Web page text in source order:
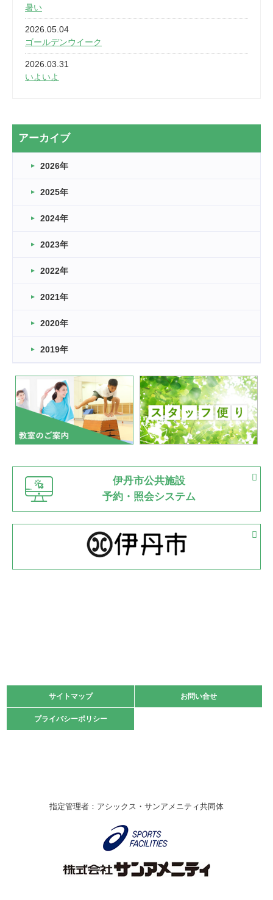
暑い
2026.05.04
ゴールデンウイーク
2026.03.31
いよいよ
2026.03.20
なぎなた
2026.03.16
車いすバスケとRくんのお話
卒業・卒園の季節★
2026.03.11
緑ケ丘体育館
2022.11.03
緑ケ丘体育館
いたっぼーる大会☆彡
緑ケ丘体育館
2022.07.03
市内総合体育大会が開始
緑ケ丘体育館 猪名川運動広場
古池運動広場
2022.06.12
県知事杯争奪バレーボール大会が開催
緑ケ丘体育館
2022.05.05
体育協会長杯 バドミントン競技の部
2022.05.22
緑ケ丘体育館
2021.10.23
卓球選手権大会ラージボールの部開催☆
伊丹市総合体育大会 バレーボール大会が開催されました
なわとびイベントを開催しました！
アーカイブ
2026年
2025年
2024年
2023年
2022年
2021年
2020年
2019年
伊丹市公共施設
予約・照会システム
サイトマップ お問い合せ
プライバシーポリシー
サイトマップ お問い合せ
プライバシーポリシー
指定管理者：アシックス・サンアメニティ共同体